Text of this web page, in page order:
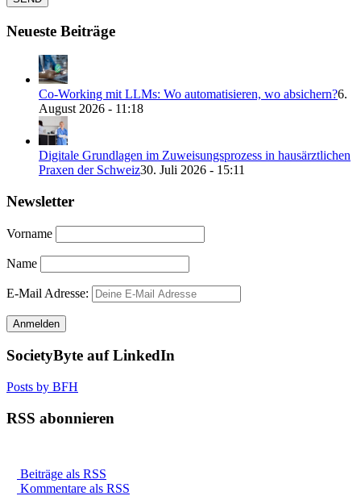
Neueste Beiträge
Co-Working mit LLMs: Wo automatisieren, wo absichern?6.
August 2026 - 11:18
Digitale Grundlagen im Zuweisungsprozess in hausärztlichen
Praxen der Schweiz30. Juli 2026 - 15:11
Newsletter
Vorname
Name
E-Mail Adresse:
SocietyByte auf LinkedIn
Posts by BFH
RSS abonnieren
Beiträge als RSS
Kommentare als RSS